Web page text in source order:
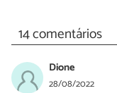
14 comentários
Dione
28/08/2022